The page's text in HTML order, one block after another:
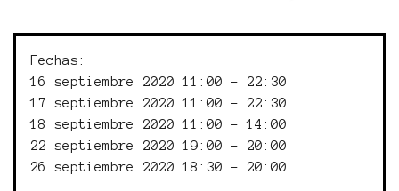
Fechas:
16 septiembre 2020 11:00 - 22:30
17 septiembre 2020 11:00 - 22:30
18 septiembre 2020 11:00 - 14:00
22 septiembre 2020 19:00 - 20:00
26 septiembre 2020 18:30 - 20:00